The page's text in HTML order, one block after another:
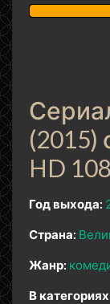
(2015)
HD
Год выхода:
Страна:
Жанр:
В